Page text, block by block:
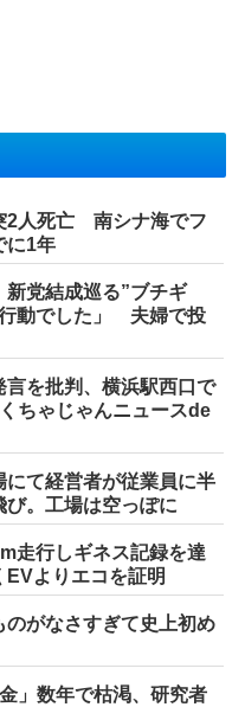
2人死亡 南シナ海でフ
に1年
党結成巡る”ブチギ
動でした」 夫婦で投
言を批判、横浜駅西口で
ちゃじゃんニュースde
て経営者が従業員に半
。工場は空っぽに
走行しギネス記録を達
よりエコを証明
がなさすぎて史上初め
」数年で枯渇、研究者